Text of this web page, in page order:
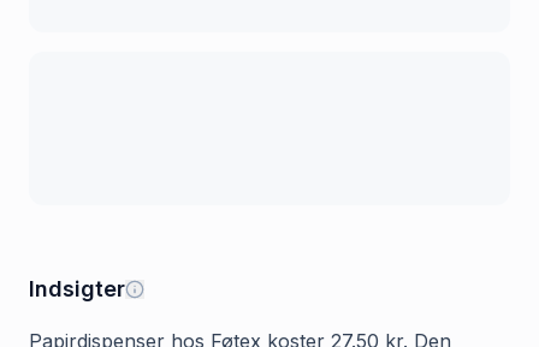
Indsigter
Papirdispenser hos Føtex koster 27.50 kr. Den